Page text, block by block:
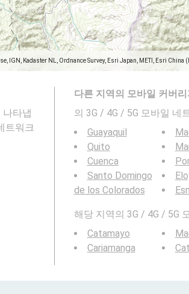
IGN, Kadaster NL, Ordnance Survey, Esri Japan, METI, Esri
나타냅
트워크
다른 지역의 모바일 커버
의 3G / 4G / 5G 모바일 네
Guayaquil
Quito
Cuenca
Santo Domingo
de los Colorados
해당 지역의 3G / 4G / 5G
Catamayo
Cariamanga